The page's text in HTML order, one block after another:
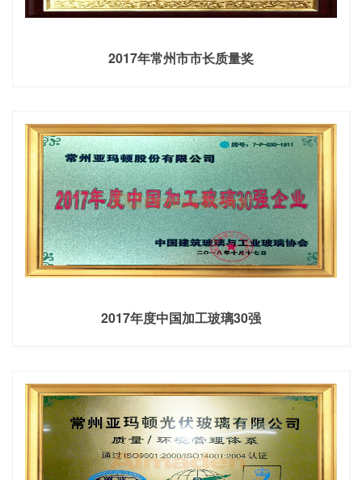
2017年常州市市长质量奖
2017年度中国加工玻璃30强